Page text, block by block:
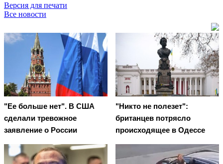
Версия для печати
Все новости
"Ее больше нет". В США
сделали тревожное
заявление о России
"Никто не полезет":
британцев потрясло
происходящее в Одессе